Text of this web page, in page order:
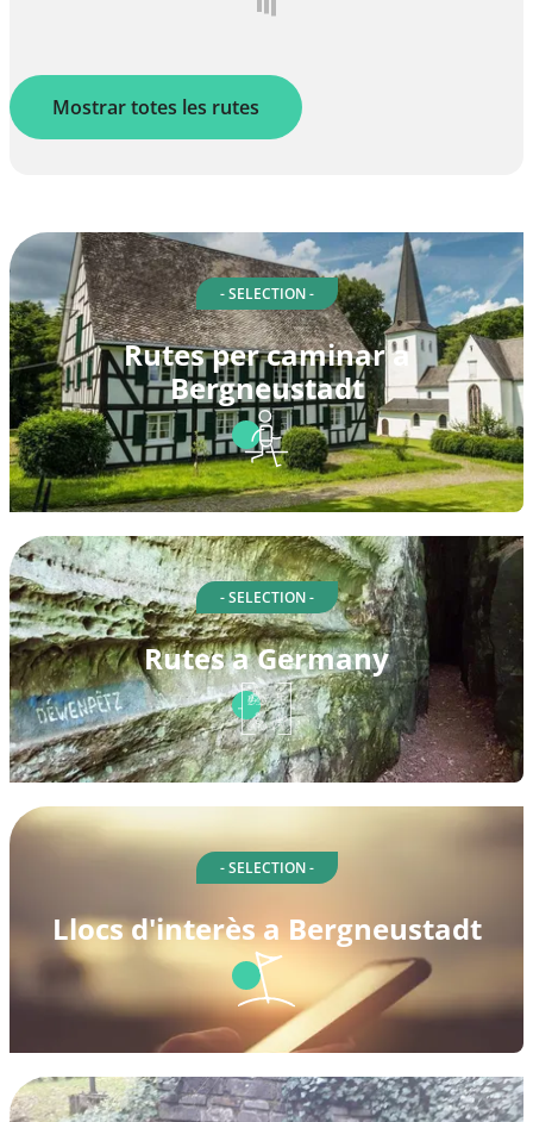
Mostrar totes les rutes
- SELECTION -
Rutes per caminar a
Bergneustadt
- SELECTION -
Rutes a Germany
- SELECTION -
Llocs d'interès a Bergneustadt